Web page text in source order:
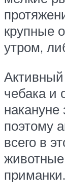
крупные
утром,
чебака и
поэтому
всего в
приманки.